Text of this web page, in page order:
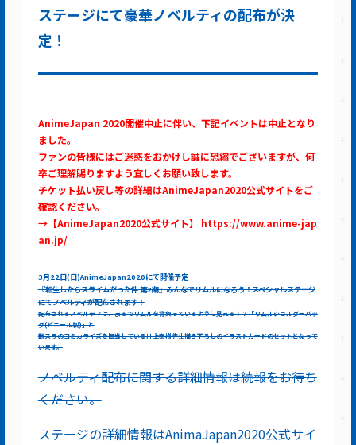
ステージにて豪華ノベルティの配布が決
定！
AnimeJapan 2020開催中止に伴い、下記イベントは中止となり
ました。
ファンの皆様にはご迷惑をおかけし誠に恐縮でございますが、何
卒ご理解賜りますよう宜しくお願い致します。
チケット払い戻し等の詳細はAnimeJapan2020公式サイトをご
確認ください。
→【AnimeJapan2020公式サイト】 https://www.anime-jap
an.jp/
3月22日(日)AnimeJapan2020にて開催予定
『転生したらスライムだった件 第2期』みんなでリムルになろう！スペシャルステージ
にてノベルティが配布されます！
配布されるノベルティは、まるでリムルを背負っているように見える！？「リムルショルダーバッ
グ(ビニール製)」と
転スラのコミカライズを担当している川上泰樹先生描き下ろしのイラストカードのセットとなって
います。
ノベルティ配布に関する詳細情報は続報をお待ち
ください。
ステージの詳細情報はAnimaJapan2020公式サイ